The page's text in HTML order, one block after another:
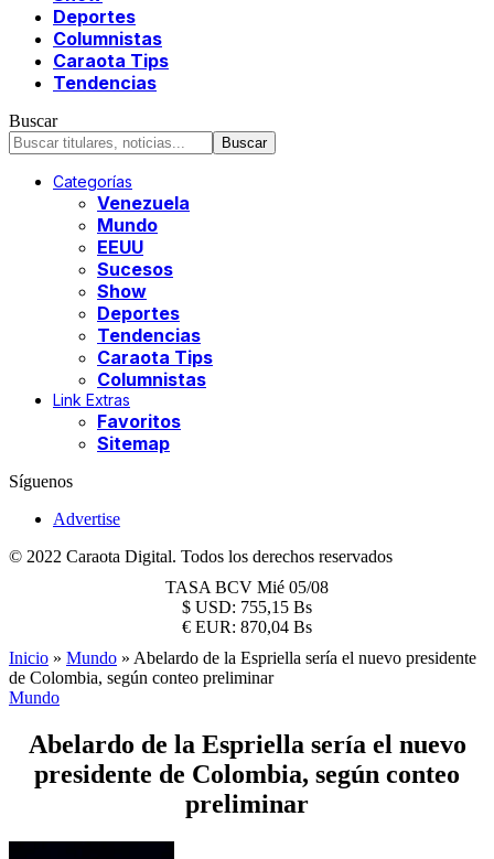
Deportes
Columnistas
Caraota Tips
Tendencias
Buscar
Categorías
Venezuela
Mundo
EEUU
Sucesos
Show
Deportes
Tendencias
Caraota Tips
Columnistas
Link Extras
Favoritos
Sitemap
Síguenos
Advertise
© 2022 Caraota Digital. Todos los derechos reservados
TASA BCV Mié 05/08
$ USD: 755,15 Bs
€ EUR: 870,04 Bs
Inicio » Mundo » Abelardo de la Espriella sería el nuevo presidente
de Colombia, según conteo preliminar
Mundo
Abelardo de la Espriella sería el nuevo
presidente de Colombia, según conteo
preliminar